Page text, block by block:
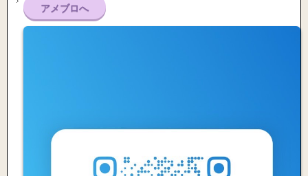
アメブロへ